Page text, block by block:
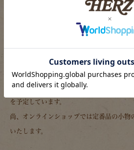
2017年12月1日より販売
本店・大阪店・仙台店・名古屋店・博多店
を予定しています。
尚、オンラインショップでは定番品の小物
いたします。